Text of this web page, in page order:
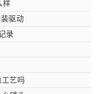
样
驱动
录
艺吗